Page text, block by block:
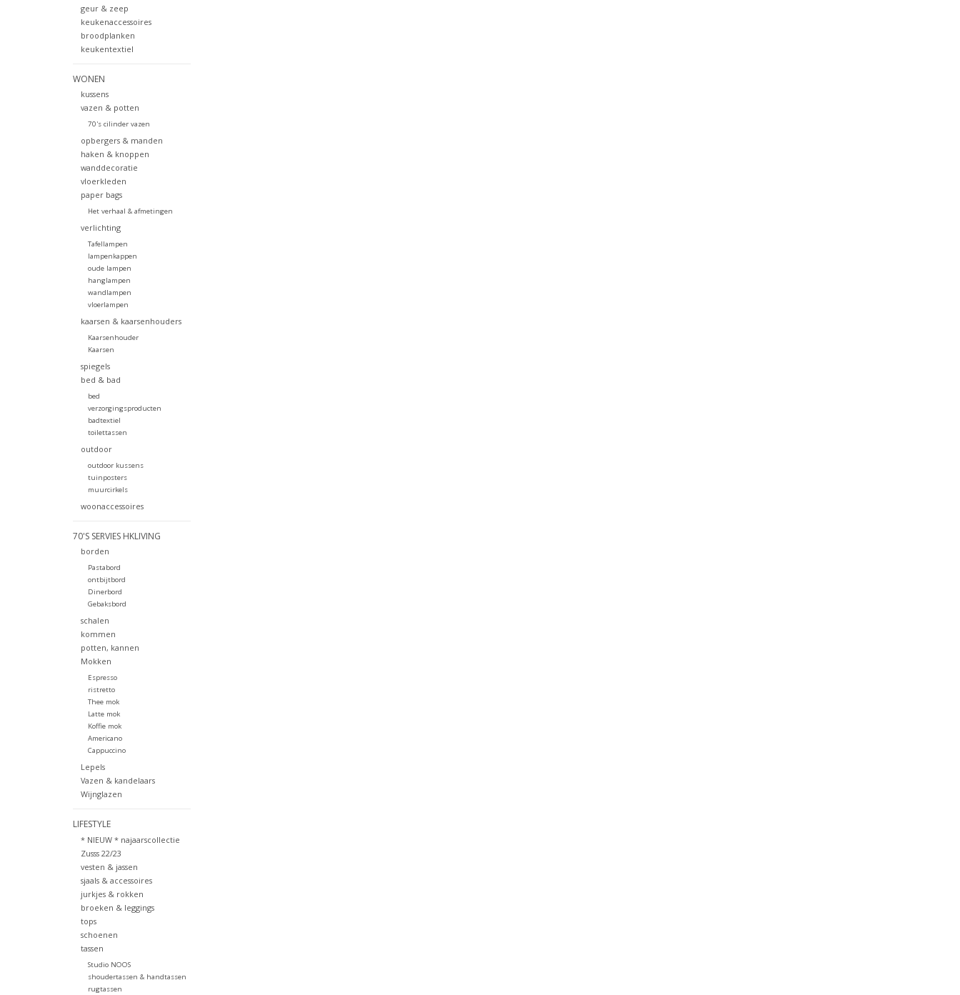
geur & zeep
keukenaccessoires
broodplanken
keukentextiel
WONEN
kussens
vazen & potten
70's cilinder vazen
opbergers & manden
haken & knoppen
wanddecoratie
vloerkleden
paper bags
Het verhaal & afmetingen
verlichting
Tafellampen
lampenkappen
oude lampen
hanglampen
wandlampen
vloerlampen
kaarsen & kaarsenhouders
Kaarsenhouder
Kaarsen
spiegels
bed & bad
bed
verzorgingsproducten
badtextiel
toilettassen
outdoor
outdoor kussens
tuinposters
muurcirkels
woonaccessoires
70'S SERVIES HKLIVING
borden
Pastabord
ontbijtbord
Dinerbord
Gebaksbord
schalen
kommen
potten, kannen
Mokken
Espresso
ristretto
Thee mok
Latte mok
Koffie mok
Americano
Cappuccino
Lepels
Vazen & kandelaars
Wijnglazen
LIFESTYLE
* NIEUW * najaarscollectie
Zusss 22/23
vesten & jassen
sjaals & accessoires
jurkjes & rokken
broeken & leggings
tops
schoenen
tassen
Studio NOOS
shoudertassen & handtassen
rugtassen